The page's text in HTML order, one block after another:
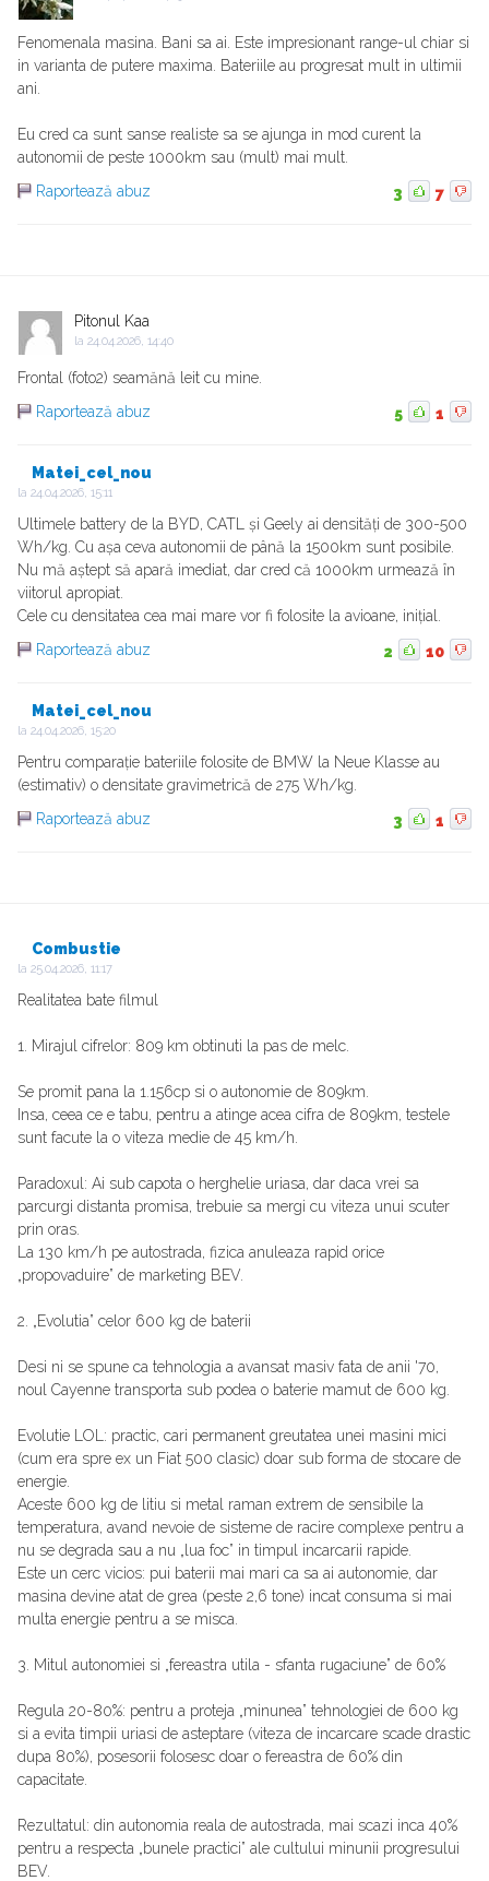
Fenomenala masina. Bani sa ai. Este impresionant range-ul chiar si
in varianta de putere maxima. Bateriile au progresat mult in ultimii
ani.
Eu cred ca sunt sanse realiste sa se ajunga in mod curent la
autonomii de peste 1000km sau (mult) mai mult.
Raportează abuz
3 7
Pitonul Kaa
la 24.04.2026, 14:40
Frontal (foto2) seamănă leit cu mine.
Raportează abuz
5 1
Matei_cel_nou
la 24.04.2026, 15:11
Ultimele battery de la BYD, CATL și Geely ai densități de 300-500
Wh/kg. Cu așa ceva autonomii de până la 1500km sunt posibile.
Nu mă aștept să apară imediat, dar cred că 1000km urmează în
viitorul apropiat.
Cele cu densitatea cea mai mare vor fi folosite la avioane, inițial.
Raportează abuz
2 10
Matei_cel_nou
la 24.04.2026, 15:20
Pentru comparație bateriile folosite de BMW la Neue Klasse au
(estimativ) o densitate gravimetrică de 275 Wh/kg.
Raportează abuz
3 1
Combustie
la 25.04.2026, 11:17
Realitatea bate filmul
1. Mirajul cifrelor: 809 km obtinuti la pas de melc.
Se promit pana la 1.156cp si o autonomie de 809km.
Insa, ceea ce e tabu, pentru a atinge acea cifra de 809km, testele
sunt facute la o viteza medie de 45 km/h.
Paradoxul: Ai sub capota o herghelie uriasa, dar daca vrei sa
parcurgi distanta promisa, trebuie sa mergi cu viteza unui scuter
prin oras.
La 130 km/h pe autostrada, fizica anuleaza rapid orice
„propovaduire” de marketing BEV.
2. „Evolutia” celor 600 kg de baterii
Desi ni se spune ca tehnologia a avansat masiv fata de anii '70,
noul Cayenne transporta sub podea o baterie mamut de 600 kg.
Evolutie LOL: practic, cari permanent greutatea unei masini mici
(cum era spre ex un Fiat 500 clasic) doar sub forma de stocare de
energie.
Aceste 600 kg de litiu si metal raman extrem de sensibile la
temperatura, avand nevoie de sisteme de racire complexe pentru a
nu se degrada sau a nu „lua foc” in timpul incarcarii rapide.
Este un cerc vicios: pui baterii mai mari ca sa ai autonomie, dar
masina devine atat de grea (peste 2,6 tone) incat consuma si mai
multa energie pentru a se misca.
3. Mitul autonomiei si „fereastra utila - sfanta rugaciune” de 60%
Regula 20-80%: pentru a proteja „minunea” tehnologiei de 600 kg
si a evita timpii uriasi de asteptare (viteza de incarcare scade drastic
dupa 80%), posesorii folosesc doar o fereastra de 60% din
capacitate.
Rezultatul: din autonomia reala de autostrada, mai scazi inca 40%
pentru a respecta „bunele practici” ale cultului minunii progresului
BEV.